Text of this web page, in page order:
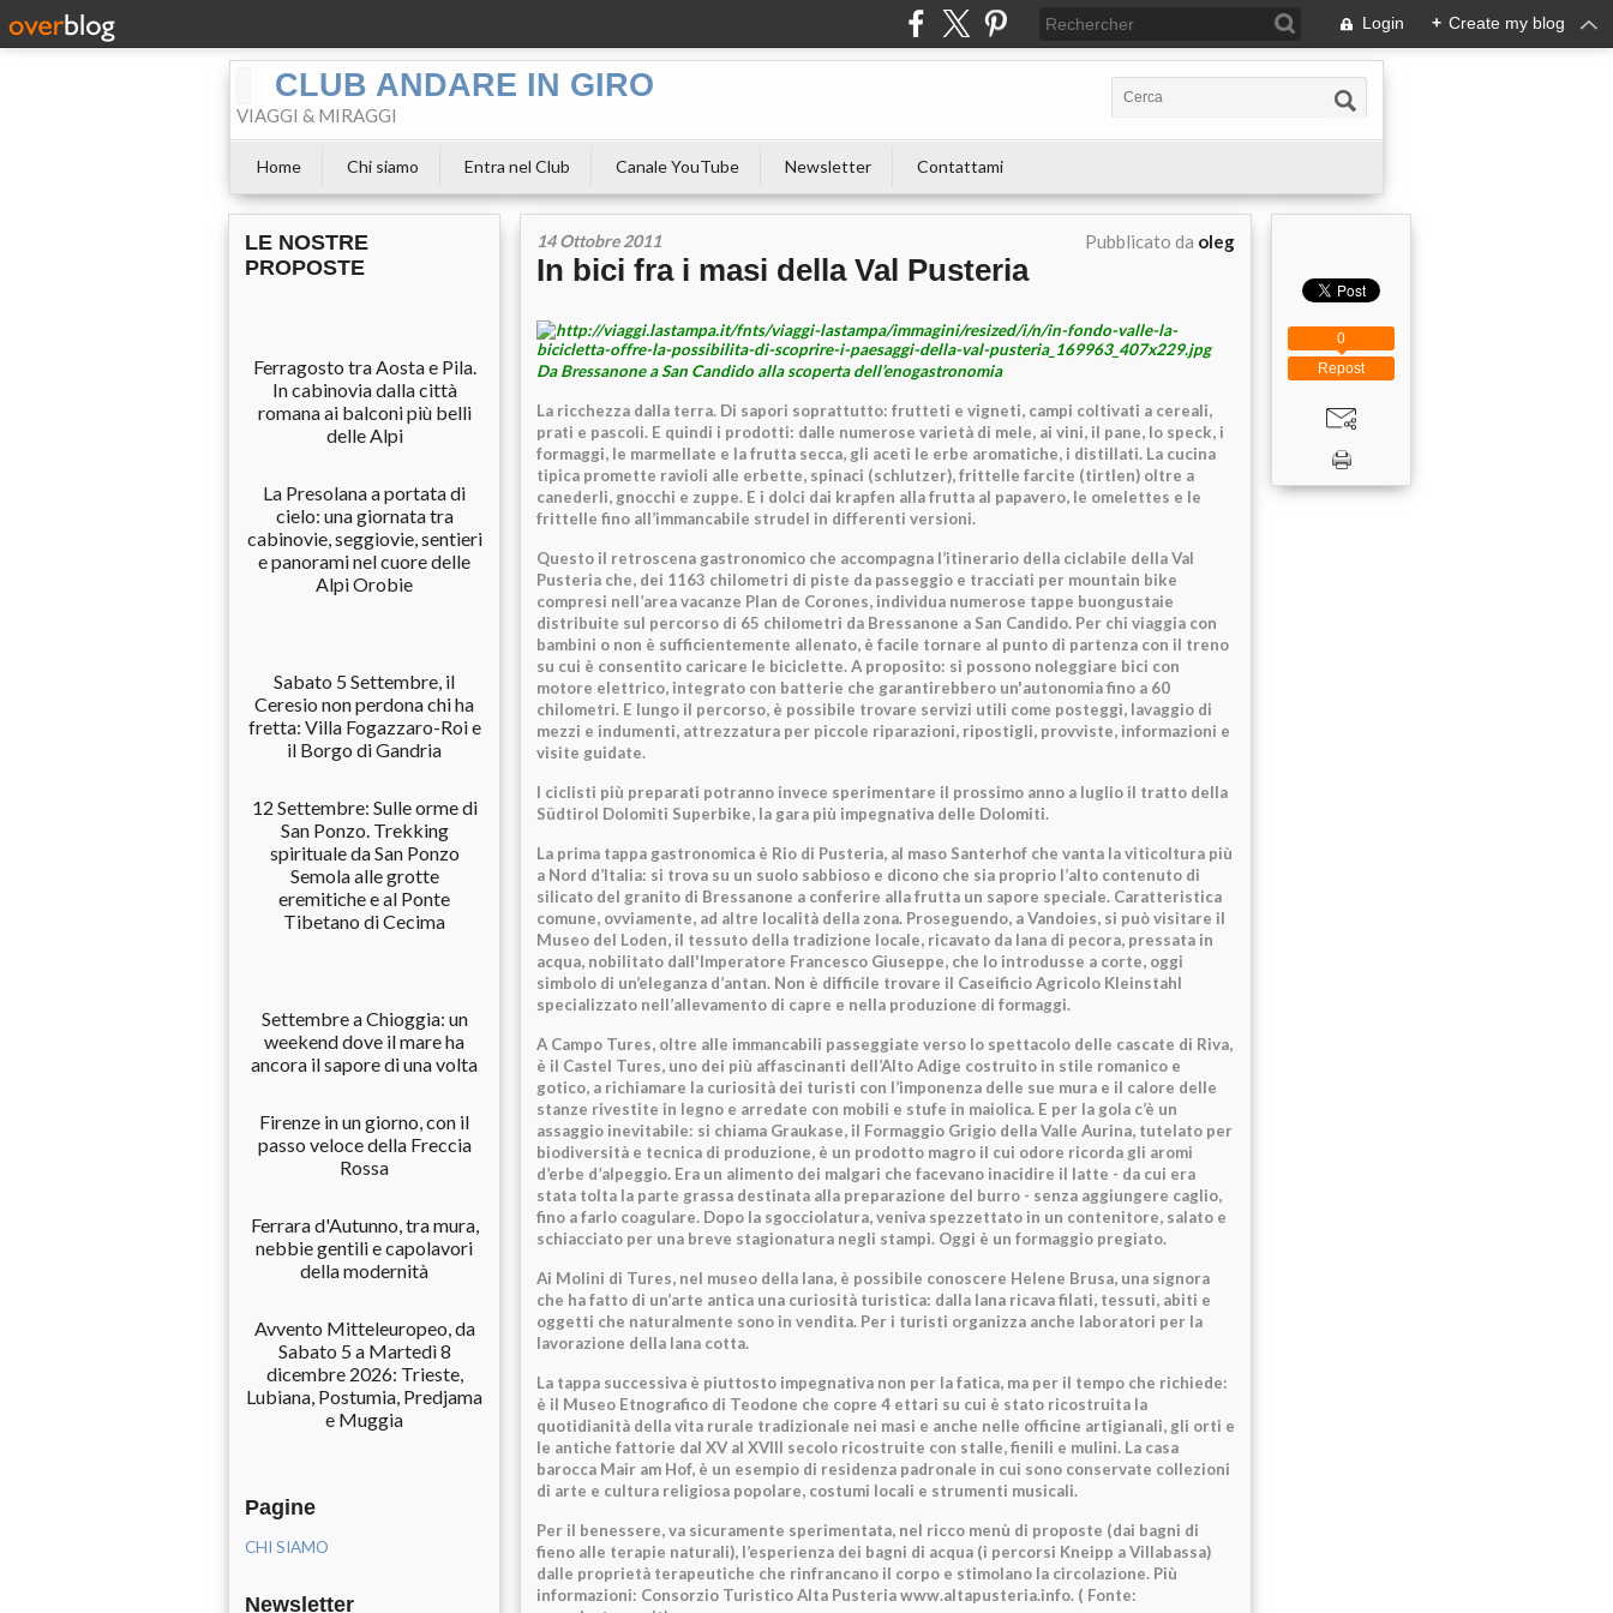
Login + Create my blog
CLUB ANDARE IN GIRO
VIAGGI & MIRAGGI
Home Chi siamo Entra nel Club Canale YouTube Newsletter Contattami
LE NOSTRE
PROPOSTE
Ferragosto tra Aosta e Pila.
In cabinovia dalla città
romana ai balconi più belli
delle Alpi
La Presolana a portata di
cielo: una giornata tra
cabinovie, seggiovie, sentieri
e panorami nel cuore delle
Alpi Orobie
Sabato 5 Settembre, il
Ceresio non perdona chi ha
fretta: Villa Fogazzaro-Roi e
il Borgo di Gandria
12 Settembre: Sulle orme di
San Ponzo. Trekking
spirituale da San Ponzo
Semola alle grotte
eremitiche e al Ponte
Tibetano di Cecima
Settembre a Chioggia: un
weekend dove il mare ha
ancora il sapore di una volta
Firenze in un giorno, con il
passo veloce della Freccia
Rossa
Ferrara d'Autunno, tra mura,
nebbie gentili e capolavori
della modernità
Avvento Mitteleuropeo, da
Sabato 5 a Martedì 8
dicembre 2026: Trieste,
Lubiana, Postumia, Predjama
e Muggia
Pagine
CHI SIAMO
Newsletter
14 Ottobre 2011 Pubblicato da oleg
In bici fra i masi della Val Pusteria
Da Bressanone a San Candido alla scoperta dell’enogastronomia
La ricchezza dalla terra. Di sapori soprattutto: frutteti e vigneti, campi coltivati a cereali,
prati e pascoli. E quindi i prodotti: dalle numerose varietà di mele, ai vini, il pane, lo speck, i
formaggi, le marmellate e la frutta secca, gli aceti le erbe aromatiche, i distillati. La cucina
tipica promette ravioli alle erbette, spinaci (schlutzer), frittelle farcite (tirtlen) oltre a
canederli, gnocchi e zuppe. E i dolci dai krapfen alla frutta al papavero, le omelettes e le
frittelle fino all’immancabile strudel in differenti versioni.
Questo il retroscena gastronomico che accompagna l’itinerario della ciclabile della Val
Pusteria che, dei 1163 chilometri di piste da passeggio e tracciati per mountain bike
compresi nell’area vacanze Plan de Corones, individua numerose tappe buongustaie
distribuite sul percorso di 65 chilometri da Bressanone a San Candido. Per chi viaggia con
bambini o non è sufficientemente allenato, è facile tornare al punto di partenza con il treno
su cui è consentito caricare le biciclette. A proposito: si possono noleggiare bici con
motore elettrico, integrato con batterie che garantirebbero un'autonomia fino a 60
chilometri. E lungo il percorso, è possibile trovare servizi utili come posteggi, lavaggio di
mezzi e indumenti, attrezzatura per piccole riparazioni, ripostigli, provviste, informazioni e
visite guidate.
I ciclisti più preparati potranno invece sperimentare il prossimo anno a luglio il tratto della
Südtirol Dolomiti Superbike, la gara più impegnativa delle Dolomiti.
La prima tappa gastronomica è Rio di Pusteria, al maso Santerhof che vanta la viticoltura più
a Nord d’Italia: si trova su un suolo sabbioso e dicono che sia proprio l’alto contenuto di
silicato del granito di Bressanone a conferire alla frutta un sapore speciale. Caratteristica
comune, ovviamente, ad altre località della zona. Proseguendo, a Vandoies, si può visitare il
Museo del Loden, il tessuto della tradizione locale, ricavato da lana di pecora, pressata in
acqua, nobilitato dall'Imperatore Francesco Giuseppe, che lo introdusse a corte, oggi
simbolo di un’eleganza d’antan. Non è difficile trovare il Caseificio Agricolo Kleinstahl
specializzato nell’allevamento di capre e nella produzione di formaggi.
A Campo Tures, oltre alle immancabili passeggiate verso lo spettacolo delle cascate di Riva,
è il Castel Tures, uno dei più affascinanti dell’Alto Adige costruito in stile romanico e
gotico, a richiamare la curiosità dei turisti con l’imponenza delle sue mura e il calore delle
stanze rivestite in legno e arredate con mobili e stufe in maiolica. E per la gola c’è un
assaggio inevitabile: si chiama Graukase, il Formaggio Grigio della Valle Aurina, tutelato per
biodiversità e tecnica di produzione, è un prodotto magro il cui odore ricorda gli aromi
d’erbe d’alpeggio. Era un alimento dei malgari che facevano inacidire il latte - da cui era
stata tolta la parte grassa destinata alla preparazione del burro - senza aggiungere caglio,
fino a farlo coagulare. Dopo la sgocciolatura, veniva spezzettato in un contenitore, salato e
schiacciato per una breve stagionatura negli stampi. Oggi è un formaggio pregiato.
Ai Molini di Tures, nel museo della lana, è possibile conoscere Helene Brusa, una signora
che ha fatto di un’arte antica una curiosità turistica: dalla lana ricava filati, tessuti, abiti e
oggetti che naturalmente sono in vendita. Per i turisti organizza anche laboratori per la
lavorazione della lana cotta.
La tappa successiva è piuttosto impegnativa non per la fatica, ma per il tempo che richiede:
è il Museo Etnografico di Teodone che copre 4 ettari su cui è stato ricostruita la
quotidianità della vita rurale tradizionale nei masi e anche nelle officine artigianali, gli orti e
le antiche fattorie dal XV al XVIII secolo ricostruite con stalle, fienili e mulini. La casa
barocca Mair am Hof, è un esempio di residenza padronale in cui sono conservate collezioni
di arte e cultura religiosa popolare, costumi locali e strumenti musicali.
Per il benessere, va sicuramente sperimentata, nel ricco menù di proposte (dai bagni di
fieno alle terapie naturali), l’esperienza dei bagni di acqua (i percorsi Kneipp a Villabassa)
dalle proprietà terapeutiche che rinfrancano il corpo e stimolano la circolazione. Più
informazioni: Consorzio Turistico Alta Pusteria www.altapusteria.info. ( Fonte:
Repost
0